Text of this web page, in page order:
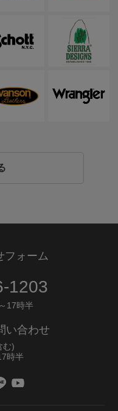
フォーム
1203
17時半
い合わせ
む)
時半